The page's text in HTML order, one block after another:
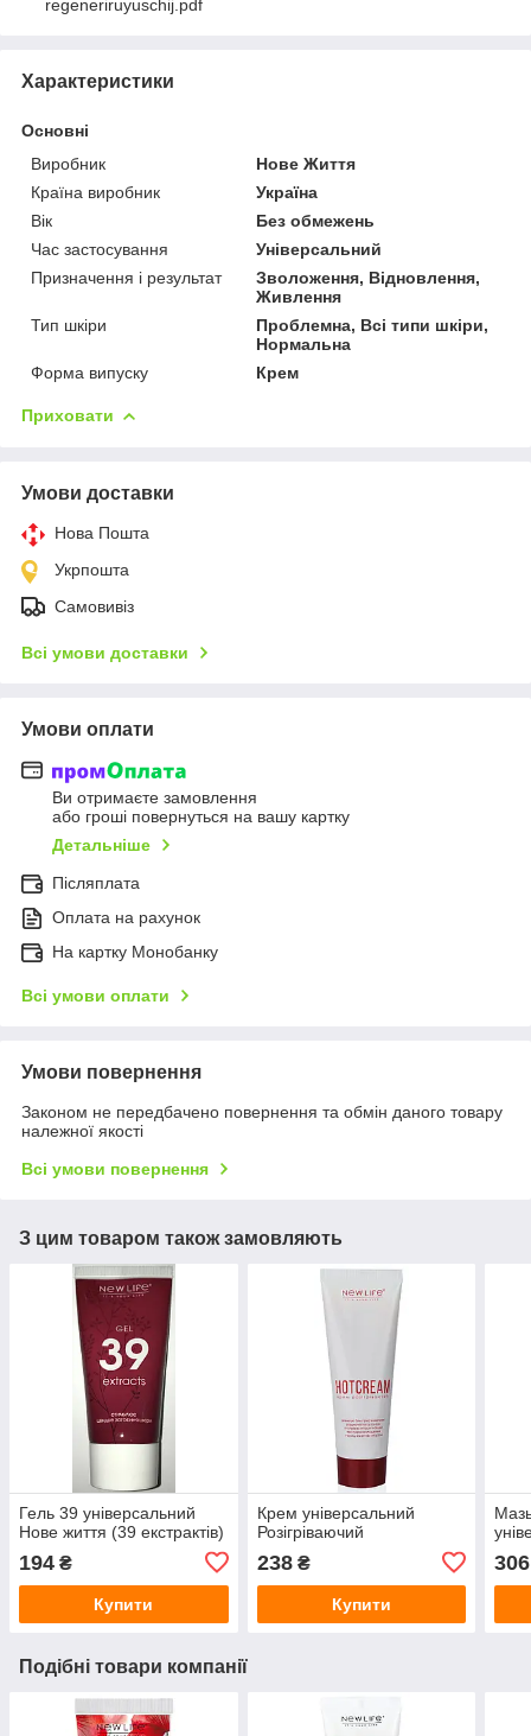
regeneriruyuschij.pdf
Характеристики
Основні
Виробник
Нове Життя
Країна виробник
Україна
Вік
Без обмежень
Час застосування
Універсальний
Призначення і результат
Зволоження, Відновлення,
Живлення
Тип шкіри
Проблемна, Всі типи шкіри,
Нормальна
Форма випуску
Крем
Приховати
Умови доставки
Нова Пошта
Укрпошта
Самовивіз
Всі умови доставки
Умови оплати
Ви отримаєте замовлення
або гроші повернуться на вашу картку
Детальніше
Післяплата
Оплата на рахунок
На картку Монобанку
Всі умови оплати
Умови повернення
Законом не передбачено повернення та обмін даного товару
належної якості
Всі умови повернення
З цим товаром також замовляють
Гель 39 універсальний
Нове життя (39 екстрактів)
194 ₴
Купити
Крем універсальний
Розігріваючий
238₴
Купити
306
Подібні товари компанії